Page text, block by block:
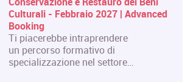
Culturali - Febbraio 2027 | Advanced
Booking
Ti piacerebbe intraprendere
un percorso formativo di
specializzazione nel settore…